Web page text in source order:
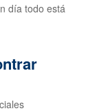
día todo está